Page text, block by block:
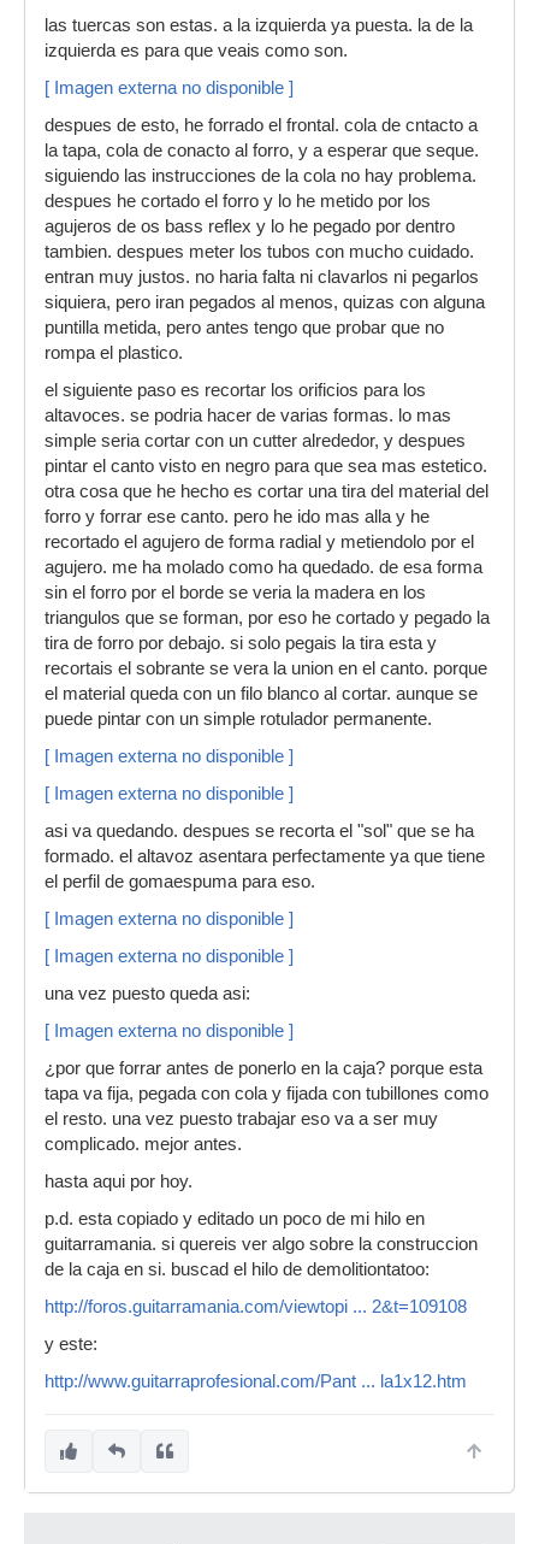
las tuercas son estas. a la izquierda ya puesta. la de la
izquierda es para que veais como son.
[ Imagen externa no disponible ]
despues de esto, he forrado el frontal. cola de cntacto a
la tapa, cola de conacto al forro, y a esperar que seque.
siguiendo las instrucciones de la cola no hay problema.
despues he cortado el forro y lo he metido por los
agujeros de os bass reflex y lo he pegado por dentro
tambien. despues meter los tubos con mucho cuidado.
entran muy justos. no haria falta ni clavarlos ni pegarlos
siquiera, pero iran pegados al menos, quizas con alguna
puntilla metida, pero antes tengo que probar que no
rompa el plastico.
el siguiente paso es recortar los orificios para los
altavoces. se podria hacer de varias formas. lo mas
simple seria cortar con un cutter alrededor, y despues
pintar el canto visto en negro para que sea mas estetico.
otra cosa que he hecho es cortar una tira del material del
forro y forrar ese canto. pero he ido mas alla y he
recortado el agujero de forma radial y metiendolo por el
agujero. me ha molado como ha quedado. de esa forma
sin el forro por el borde se veria la madera en los
triangulos que se forman, por eso he cortado y pegado la
tira de forro por debajo. si solo pegais la tira esta y
recortais el sobrante se vera la union en el canto. porque
el material queda con un filo blanco al cortar. aunque se
puede pintar con un simple rotulador permanente.
[ Imagen externa no disponible ]
[ Imagen externa no disponible ]
asi va quedando. despues se recorta el "sol" que se ha
formado. el altavoz asentara perfectamente ya que tiene
el perfil de gomaespuma para eso.
[ Imagen externa no disponible ]
[ Imagen externa no disponible ]
una vez puesto queda asi:
[ Imagen externa no disponible ]
¿por que forrar antes de ponerlo en la caja? porque esta
tapa va fija, pegada con cola y fijada con tubillones como
el resto. una vez puesto trabajar eso va a ser muy
complicado. mejor antes.
hasta aqui por hoy.
p.d. esta copiado y editado un poco de mi hilo en
guitarramania. si quereis ver algo sobre la construccion
de la caja en si. buscad el hilo de demolitiontatoo:
http://foros.guitarramania.com/viewtopi ... 2&t=109108
y este:
http://www.guitarraprofesional.com/Pant ... la1x12.htm